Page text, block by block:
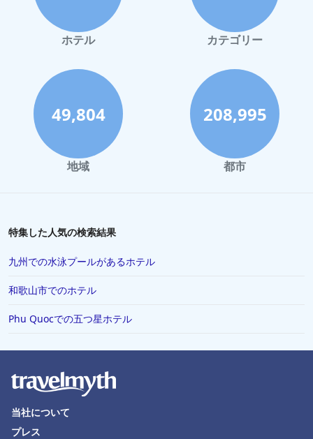
ホテル カテゴリー
49,804
地域
208,995
都市
特集した人気の検索結果
九州での水泳プールがあるホテル
和歌山市でのホテル
Phu Quocでの五つ星ホテル
当社について
プレス